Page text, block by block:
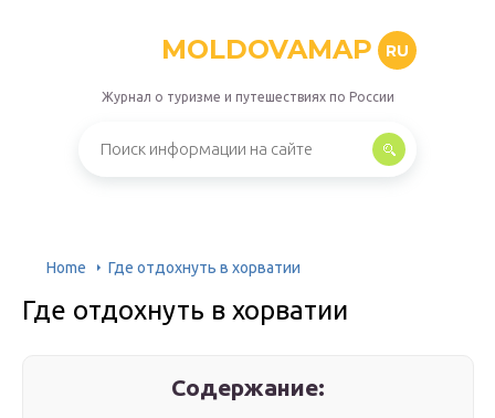
MOLDOVAMAP RU
Журнал о туризме и путешествиях по России
Home Где отдохнуть в хорватии
Где отдохнуть в хорватии
Содержание: